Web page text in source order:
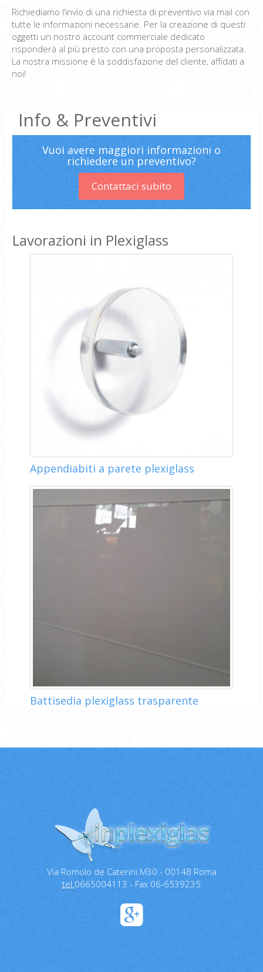
Richiediamo l’invio di una richiesta di preventivo via mail con
tutte le informazioni necessarie. Per la creazione di questi
oggetti un nostro account commerciale dedicato
risponderà al più presto con una proposta personalizzata.
La nostra missione è la soddisfazione del cliente, affidati a
noi!
Info & Preventivi
Vuoi avere maggiori informazioni o
richiedere un preventivo?
Contattaci subito
Lavorazioni in Plexiglass
Appendiabiti a parete plexiglass
Battisedia plexiglass trasparente
Via Romolo de Caterini M30 - 00148 Roma
tel.0665004113 - Fax 06-6539235